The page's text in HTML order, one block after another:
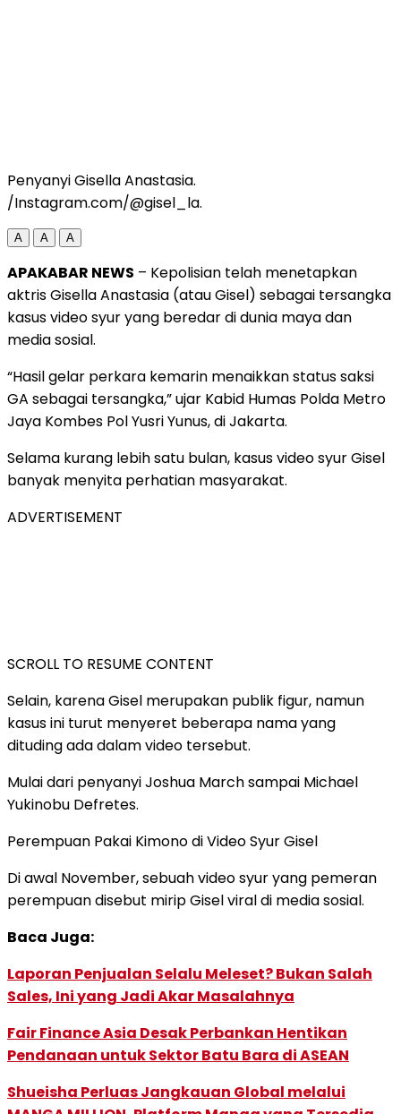
Penyanyi Gisella Anastasia.
/Instagram.com/@gisel_la.
A A A
APAKABAR NEWS – Kepolisian telah menetapkan
aktris Gisella Anastasia (atau Gisel) sebagai tersangka
kasus video syur yang beredar di dunia maya dan
media sosial.
“Hasil gelar perkara kemarin menaikkan status saksi
GA sebagai tersangka,” ujar Kabid Humas Polda Metro
Jaya Kombes Pol Yusri Yunus, di Jakarta.
Selama kurang lebih satu bulan, kasus video syur Gisel
banyak menyita perhatian masyarakat.
ADVERTISEMENT
SCROLL TO RESUME CONTENT
Selain, karena Gisel merupakan publik figur, namun
kasus ini turut menyeret beberapa nama yang
dituding ada dalam video tersebut.
Mulai dari penyanyi Joshua March sampai Michael
Yukinobu Defretes.
Perempuan Pakai Kimono di Video Syur Gisel
Di awal November, sebuah video syur yang pemeran
perempuan disebut mirip Gisel viral di media sosial.
Baca Juga:
Laporan Penjualan Selalu Meleset? Bukan Salah
Sales, Ini yang Jadi Akar Masalahnya
Fair Finance Asia Desak Perbankan Hentikan
Pendanaan untuk Sektor Batu Bara di ASEAN
Shueisha Perluas Jangkauan Global melalui